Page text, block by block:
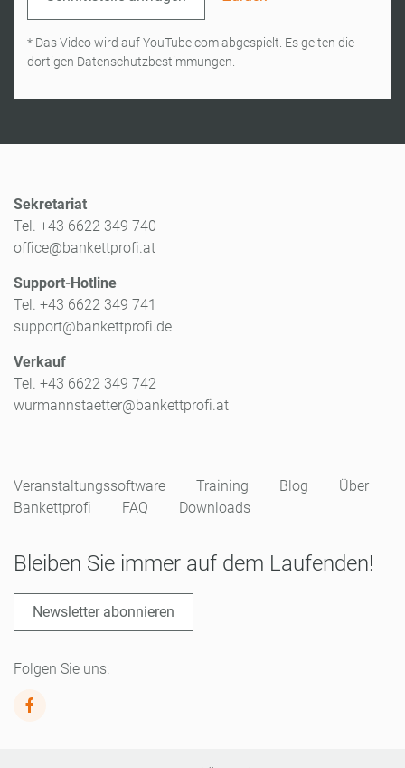
* Das Video wird auf YouTube.com abgespielt. Es gelten die
dortigen Datenschutzbestimmungen.
Sekretariat
Tel. +43 6622 349 740
office@bankettprofi.at
Support-Hotline
Tel. +43 6622 349 741
support@bankettprofi.de
Verkauf
Tel. +43 6622 349 742
wurmannstaetter@bankettprofi.at
Veranstaltungssoftware Training Blog
Über
Bankettprofi
FAQ Downloads
Bleiben Sie immer auf dem Laufenden!
Newsletter abonnieren
Folgen Sie uns: